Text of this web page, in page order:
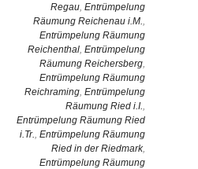
Regau, Entrümpelung
Räumung Reichenau i.M.,
Entrümpelung Räumung
Reichenthal, Entrümpelung
Räumung Reichersberg,
Entrümpelung Räumung
Reichraming, Entrümpelung
Räumung Ried i.I.,
Entrümpelung Räumung Ried
i.Tr., Entrümpelung Räumung
Ried in der Riedmark,
Entrümpelung Räumung